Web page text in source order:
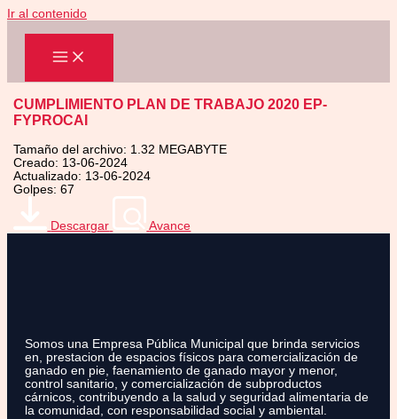
Ir al contenido
CUMPLIMIENTO PLAN DE TRABAJO 2020 EP-
FYPROCAI
Tamaño del archivo: 1.32 MEGABYTE
Creado: 13-06-2024
Actualizado: 13-06-2024
Golpes: 67
Descargar Avance
Somos una Empresa Pública Municipal que brinda servicios
en, prestacion de espacios físicos para comercialización de
ganado en pie, faenamiento de ganado mayor y menor,
control sanitario, y comercialización de subproductos
cárnicos, contribuyendo a la salud y seguridad alimentaria de
la comunidad, con responsabilidad social y ambiental.